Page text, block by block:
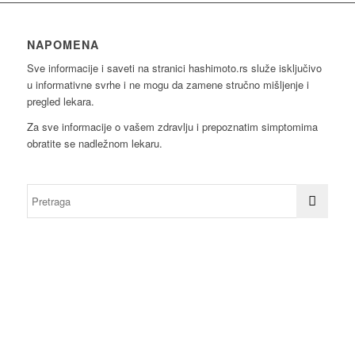
NAPOMENA
Sve informacije i saveti na stranici hashimoto.rs služe isključivo
u informativne svrhe i ne mogu da zamene stručno mišljenje i
pregled lekara.
Za sve informacije o vašem zdravlju i prepoznatim simptomima
obratite se nadležnom lekaru.